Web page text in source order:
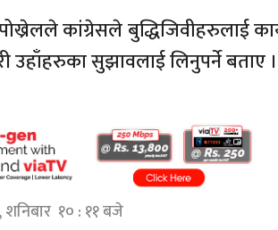
कांग्रेसले बुद्धिजिवीहरुलाई
उहाँहरुका सुझावलाई लिनुपर्ने बताए ।
शनिबार १० : ११ बजे